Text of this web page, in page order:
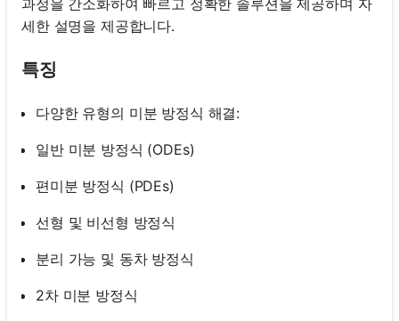
세한 설명을 제공합니다.
특징
다양한 유형의 미분 방정식 해결:
일반 미분 방정식 (ODEs)
편미분 방정식 (PDEs)
선형 및 비선형 방정식
분리 가능 및 동차 방정식
2차 미분 방정식